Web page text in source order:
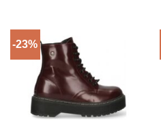
-23%